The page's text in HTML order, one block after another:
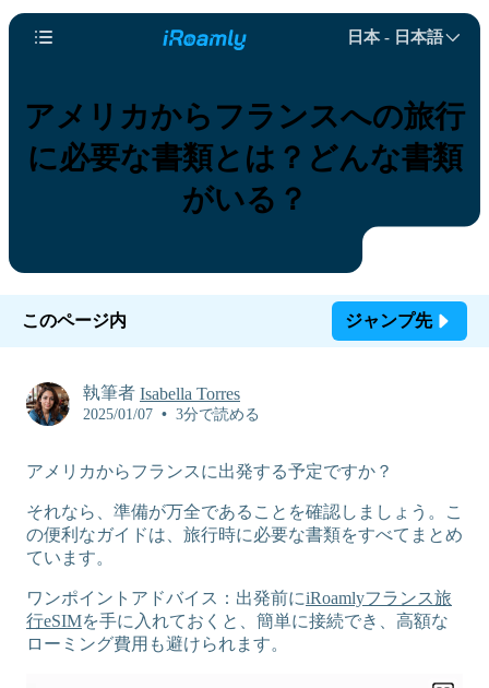
日本 - 日本語
アメリカからフランスへの旅行
に必要な書類とは？どんな書類
がいる？
このページ内 ジャンプ先
執筆者 Isabella Torres
2025/01/07 • 3分で読める
アメリカからフランスに出発する予定ですか？
それなら、準備が万全であることを確認しましょう。こ
の便利なガイドは、旅行時に必要な書類をすべてまとめ
ています。
ワンポイントアドバイス：出発前にiRoamlyフランス旅
行eSIMを手に入れておくと、簡単に接続でき、高額な
ローミング費用も避けられます。